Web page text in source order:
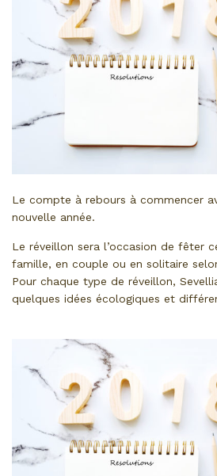
Le compte à rebours à commencer
nouvelle année.
Le réveillon sera l’occasion de fêter
famille, en couple ou en solitaire
Pour chaque type de réveillon,
quelques idées écologiques et